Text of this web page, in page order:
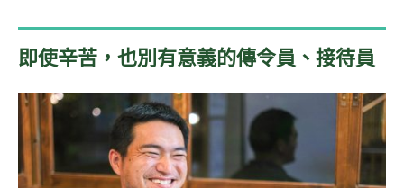
即使辛苦，也別有意義的傳令員、接待員